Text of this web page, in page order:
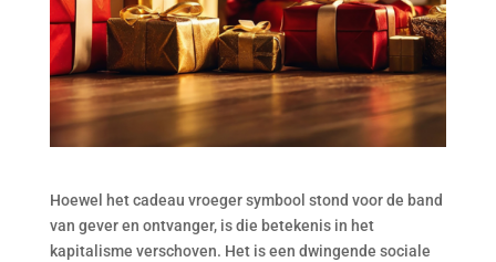
Hoewel het cadeau vroeger symbool stond voor de band
van gever en ontvanger, is die betekenis in het
kapitalisme verschoven. Het is een dwingende sociale